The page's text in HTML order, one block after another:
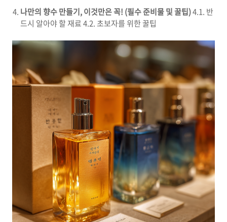
나만의 향수 만들기, 이것만은 꼭! (필수 준비물 및 꿀팁)4.1. 반
드시 알아야 할 재료 4.2. 초보자를 위한 꿀팁